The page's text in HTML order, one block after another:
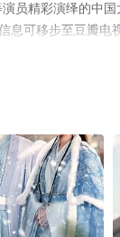
员精彩演绎的中
息可移步至豆瓣电